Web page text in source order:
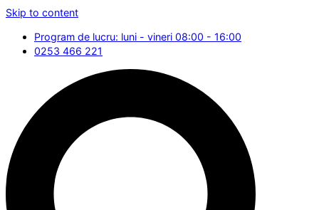
Skip to content
Program de lucru: luni - vineri 08:00 - 16:00
0253 466 221